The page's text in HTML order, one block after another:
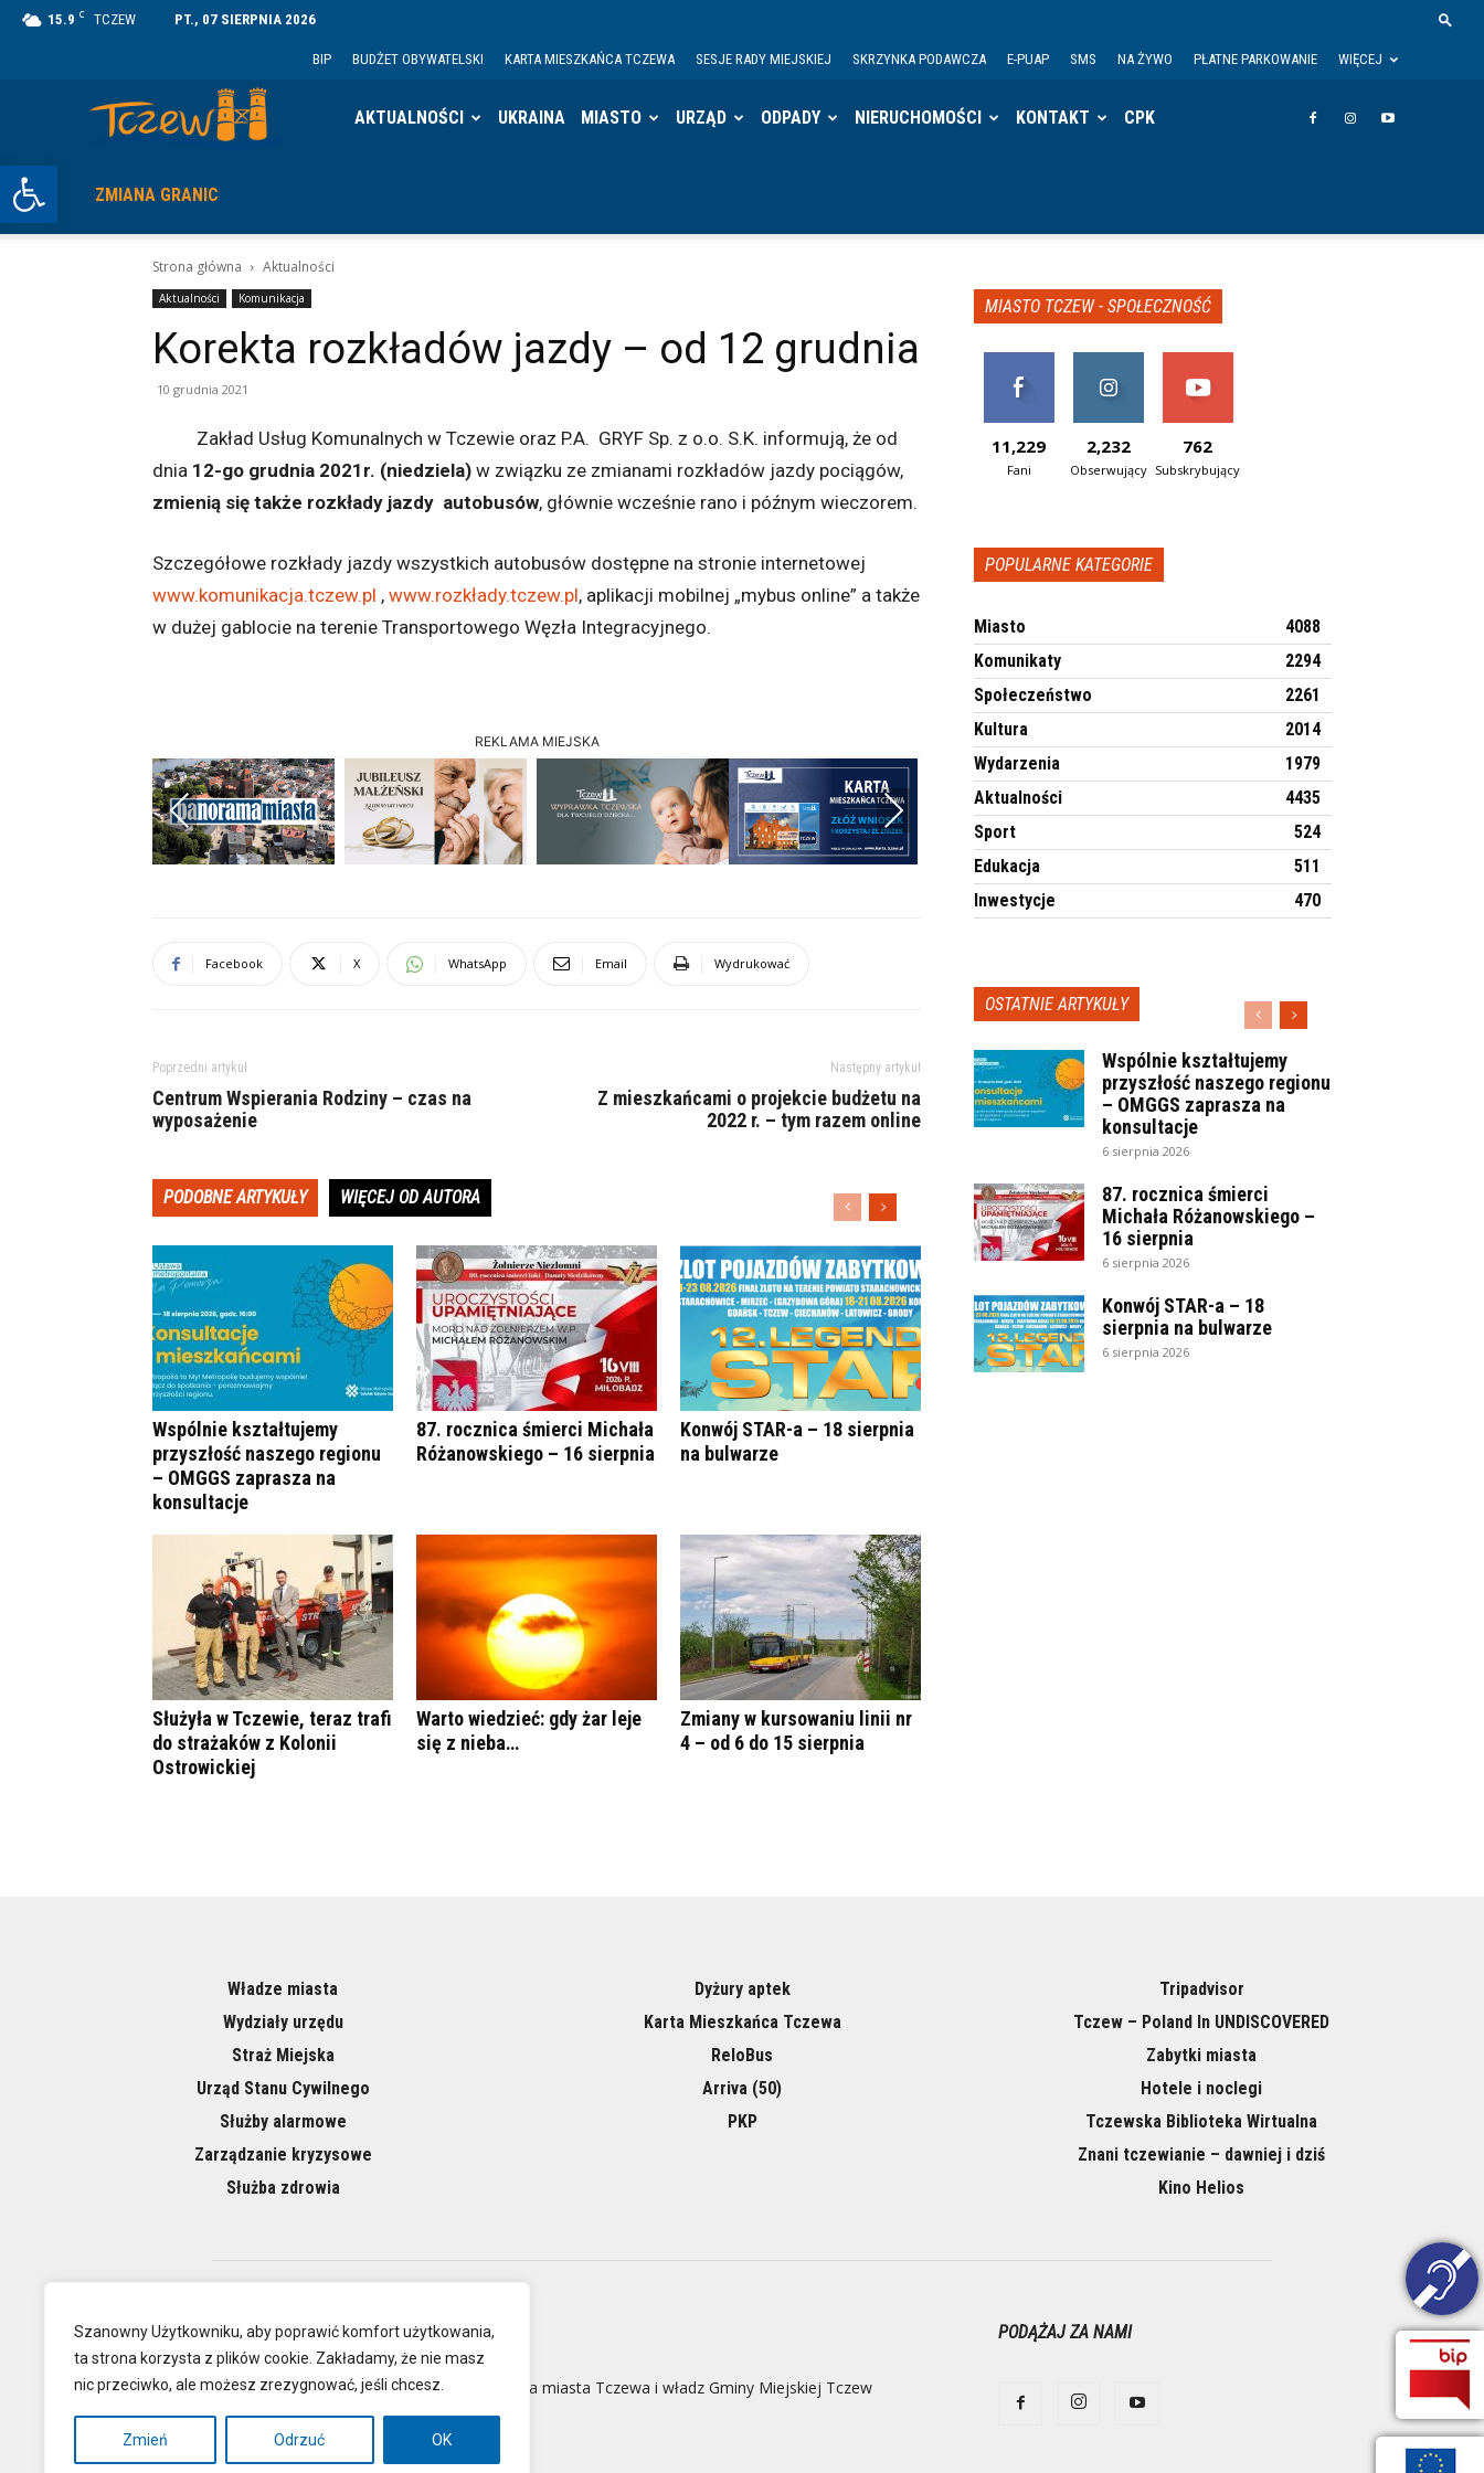
Otwórz pasek narzędzi
Szanowny Użytkowniku, aby poprawić komfort użytkowania,
ta strona korzysta z plików cookie. Zakładamy, że nie masz
nic przeciwko, ale możesz zrezygnować, jeśli chcesz.
Zmień Odrzuć OK
15.9 C TCZEW PT., 07 SIERPNIA 2026
BIP BUDŻET OBYWATELSKI KARTA MIESZKAŃCA TCZEWA SESJE RADY MIEJSKIEJ SKRZYNKA PODAWCZA E-PUAP SMS NA ŻYWO PŁATNE PARKOWANIE WIĘCEJ
AKTUALNOŚCI UKRAINA MIASTO URZĄD ODPADY NIERUCHOMOŚCI KONTAKT CPK
ZMIANA GRANIC
Strona główna Aktualności
Aktualności Komunikacja
Korekta rozkładów jazdy – od 12 grudnia
10 grudnia 2021
Zakład Usług Komunalnych w Tczewie oraz P.A. GRYF Sp. z o.o. S.K. informują, że od
dnia 12-go grudnia 2021r. (niedziela) w związku ze zmianami rozkładów jazdy pociągów,
zmienią się także rozkłady jazdy autobusów, głównie wcześnie rano i późnym wieczorem.
Szczegółowe rozkłady jazdy wszystkich autobusów dostępne na stronie internetowej
www.komunikacja.tczew.pl , www.rozkłady.tczew.pl, aplikacji mobilnej „mybus online” a także
w dużej gablocie na terenie Transportowego Węzła Integracyjnego.
REKLAMA MIEJSKA
Previous Next
Facebook X WhatsApp Email Wydrukować
Poprzedni artykuł
Centrum Wspierania Rodziny – czas na
wyposażenie
Następny artykuł
Z mieszkańcami o projekcie budżetu na
2022 r. – tym razem online
PODOBNE ARTYKUŁY WIĘCEJ OD AUTORA
Wspólnie kształtujemy
przyszłość naszego regionu
– OMGGS zaprasza na
konsultacje
87. rocznica śmierci Michała
Różanowskiego – 16 sierpnia
Konwój STAR-a – 18 sierpnia
na bulwarze
Służyła w Tczewie, teraz trafi
do strażaków z Kolonii
Ostrowickiej
Warto wiedzieć: gdy żar leje
się z nieba…
Zmiany w kursowaniu linii nr
4 – od 6 do 15 sierpnia
MIASTO TCZEW - SPOŁECZNOŚĆ
11,229
Fani
2,232
Obserwujący
762
Subskrybujący
POPULARNE KATEGORIE
Miasto
4088
Komunikaty
2294
Społeczeństwo
2261
Kultura
2014
Wydarzenia
1979
Aktualności
4435
Sport
524
Edukacja
511
Inwestycje
470
OSTATNIE ARTYKUŁY
Wspólnie kształtujemy
przyszłość naszego regionu
– OMGGS zaprasza na
konsultacje
6 sierpnia 2026
87. rocznica śmierci
Michała Różanowskiego –
16 sierpnia
6 sierpnia 2026
Konwój STAR-a – 18
sierpnia na bulwarze
6 sierpnia 2026
Władze miasta
Wydziały urzędu
Straż Miejska
Urząd Stanu Cywilnego
Służby alarmowe
Zarządzanie kryzysowe
Służba zdrowia
Dyżury aptek
Karta Mieszkańca Tczewa
ReloBus
Arriva (50)
PKP
Tripadvisor
Tczew – Poland In UNDISCOVERED
Zabytki miasta
Hotele i noclegi
Tczewska Biblioteka Wirtualna
Znani tczewianie – dawniej i dziś
Kino Helios
O NAS
Oficjalna strona miasta Tczewa i władz Gminy Miejskiej Tczew
PODĄŻAJ ZA NAMI